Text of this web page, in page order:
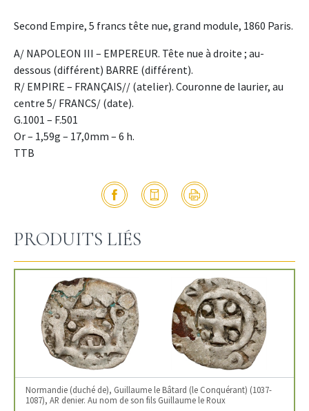
Second Empire, 5 francs tête nue, grand module, 1860 Paris.
A/ NAPOLEON III – EMPEREUR. Tête nue à droite ; au-
dessous (différent) BARRE (différent).
R/ EMPIRE – FRANÇAIS// (atelier). Couronne de laurier, au
centre 5/ FRANCS/ (date).
G.1001 – F.501
Or – 1,59g – 17,0mm – 6 h.
TTB
PRODUITS LIÉS
Normandie (duché de), Guillaume le Bâtard (le Conquérant) (1037-
1087), AR denier. Au nom de son fils Guillaume le Roux